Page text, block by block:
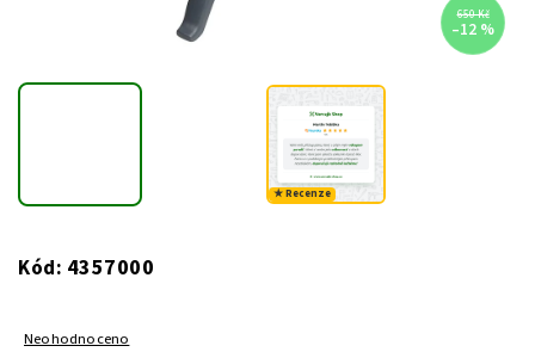
650 Kč
–12 %
★ Recenze
Kód: 4357000
Neohodnoceno